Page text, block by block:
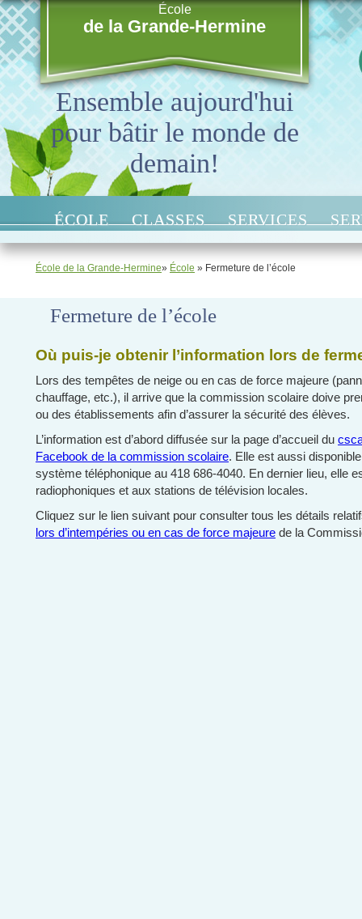
École
de la Grande-Hermine
Ensemble aujourd'hui
pour bâtir le monde de
demain!
ÉCOLE CLASSES SERVICES
École de la Grande-Hermine» École » Fermeture de l’école
Fermeture de l’école
Où puis-je obtenir l’information lors de
Lors des tempêtes de neige ou en cas de force majeure
chauffage, etc.), il arrive que la commission scolaire doive
ou des établissements afin d’assurer la sécurité des élèves.
L’information est d’abord diffusée sur la page d’accueil du
Facebook de la commission scolaire. Elle est aussi
système téléphonique au 418 686-4040. En dernier lieu, elle
radiophoniques et aux stations de télévision locales.
Cliquez sur le lien suivant pour consulter tous les détails
lors d’intempéries ou en cas de force majeure de la